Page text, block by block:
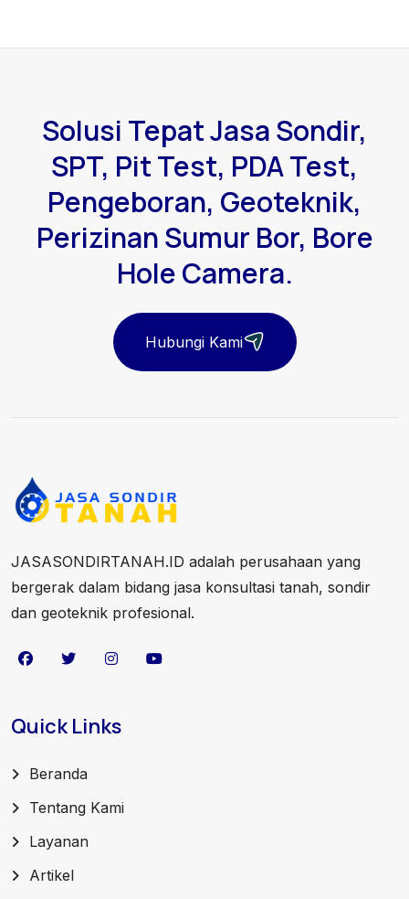
Solusi Tepat Jasa Sondir,
SPT, Pit Test, PDA Test,
Pengeboran, Geoteknik,
Perizinan Sumur Bor, Bore
Hole Camera.
Hubungi Kami
JASASONDIRTANAH.ID adalah perusahaan yang
bergerak dalam bidang jasa konsultasi tanah, sondir
dan geoteknik profesional.
Quick Links
Beranda
Tentang Kami
Layanan
Artikel